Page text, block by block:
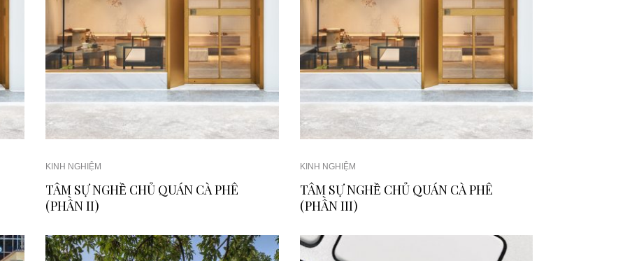
KINH NGHIỆM
TÂM SỰ NGHỀ CHỦ QUÁN CÀ PHÊ
(PHẦN II)
KINH NGHIỆM
TÂM SỰ NGHỀ CHỦ QUÁN CÀ PHÊ
(PHẦN III)